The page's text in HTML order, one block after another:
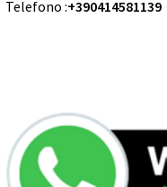
Telefono :+390414581139